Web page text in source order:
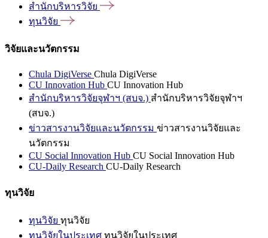
สำนักบริหารวิจัย
ทุนวิจัย
วิจัยและนวัตกรรม
Chula DigiVerse Chula DigiVerse
CU Innovation Hub CU Innovation Hub
สำนักบริหารวิจัยจุฬาฯ (สบจ.) สำนักบริหารวิจัยจุฬาฯ
(สบจ.)
ข่าวสารงานวิจัยและนวัตกรรม ข่าวสารงานวิจัยและ
นวัตกรรม
CU Social Innovation Hub CU Social Innovation Hub
CU-Daily Research CU-Daily Research
ทุนวิจัย
ทุนวิจัย ทุนวิจัย
ทุนวิจัยในประเทศ ทุนวิจัยในประเทศ